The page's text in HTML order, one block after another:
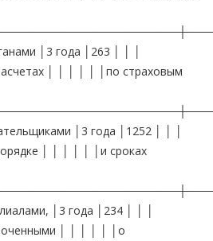
│3 года │263 │ │ │
│ │ │ │ │ │по страховым
│3 года │1252 │ │ │
│ │ │ │ │ │и сроках
│3 года │234 │ │ │
│ │ │ │ │ │о